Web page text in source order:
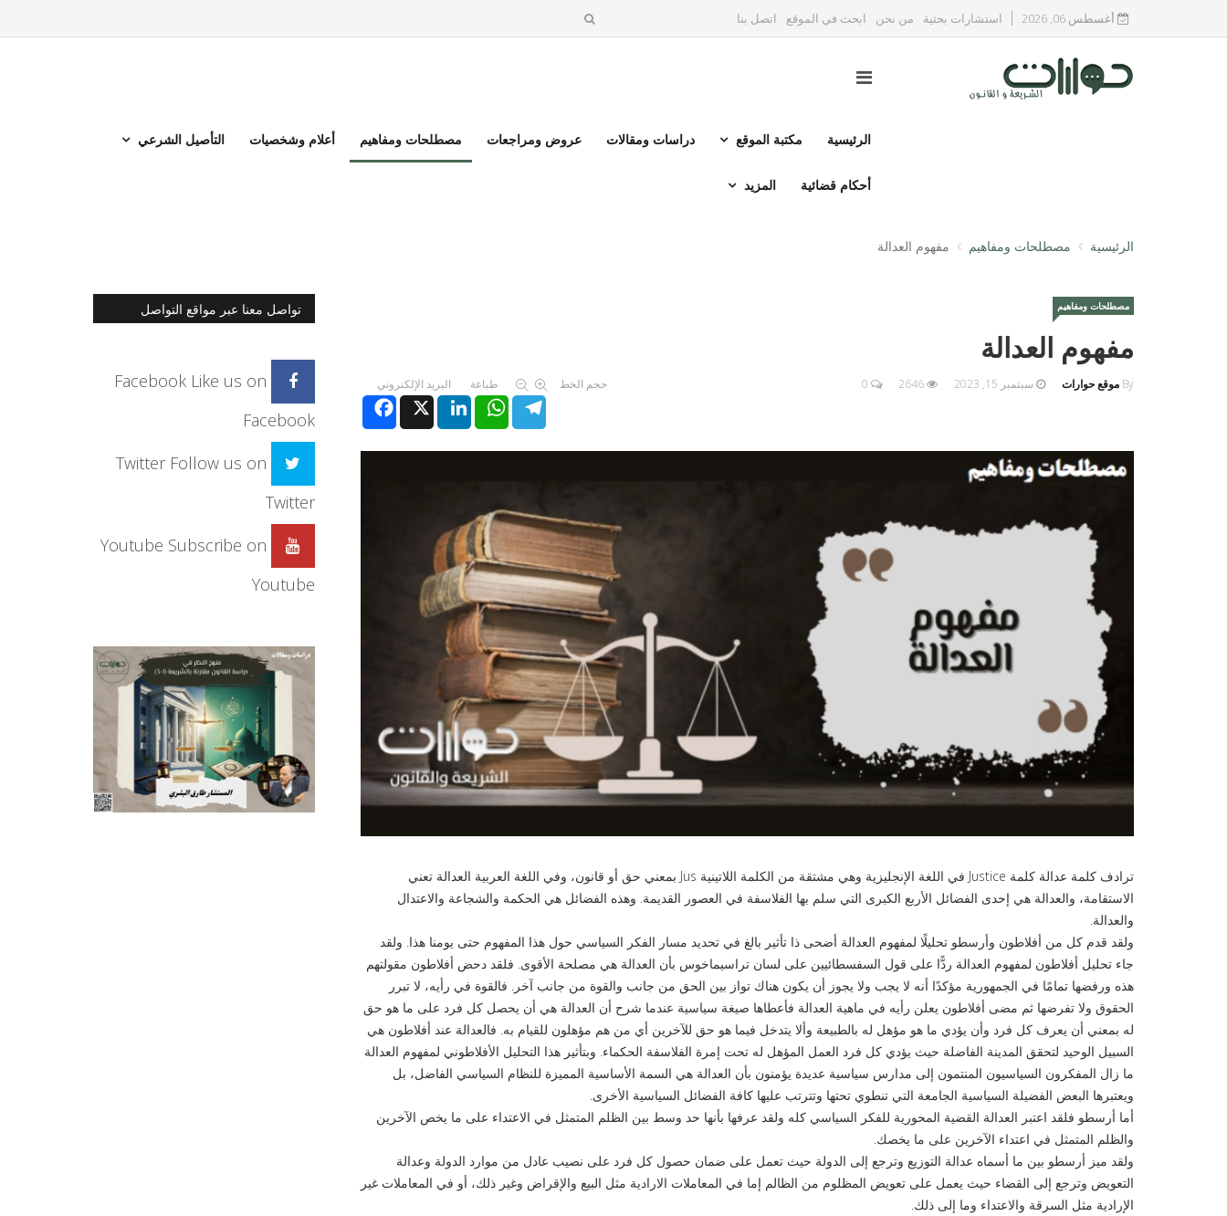
أغسطس 06, 2026 استشارات بحثية من نحن ابحث في الموقع اتصل بنا
الرئيسية مكتبة الموقع دراسات ومقالات عروض ومراجعات مصطلحات ومفاهيم أعلام وشخصيات التأصيل الشرعي
أحكام قضائية المزيد
الرئيسية مصطلحات ومفاهيم مفهوم العدالة
مصطلحات ومفاهيم
مفهوم العدالة
By موقع حوارات سبتمبر 15, 2023 0 حجم الخط طباعة
البريد الإلكتروني
Facebook
X
LinkedInWhatsAppTelegram
ترادف كلمة عدالة كلمة Justice في اللغة الإنجليزية وهي مشتقة من الكلمة اللاتينية Jus بمعني حق أو قانون، وفي اللغة العربية العدالة تعني
الاستقامة، والعدالة هي إحدى الفضائل الأربع الكبرى التي سلم بها الفلاسفة في العصور القديمة. وهذه الفضائل هي الحكمة والشجاعة والاعتدال
والعدالة.
ولقد قدم كل من أفلاطون وأرسطو تحليلًا لمفهوم العدالة أضحى ذا تأثير بالغ في تحديد مسار الفكر السياسي حول هذا المفهوم حتى يومنا هذا. ولقد
جاء تحليل أفلاطون لمفهوم العدالة ردًّا على قول السفسطائيين على لسان تراسيماخوس بأن العدالة هي مصلحة الأقوى. فلقد دحض أفلاطون مقولتهم
هذه ورفضها تمامًا في الجمهورية مؤكدًا أنه لا يجب ولا يجوز أن يكون هناك تواز بين الحق من جانب والقوة من جانب آخر. فالقوة في رأيه، لا تبرر
الحقوق ولا تفرضها ثم مضى أفلاطون يعلن رأيه في ماهية العدالة فأعطاها صيغة سياسية عندما شرح أن العدالة هي أن يحصل كل فرد على ما هو حق
له بمعني أن يعرف كل فرد وأن يؤدي ما هو مؤهل له بالطبيعة وألا يتدخل فيما هو حق للآخرين أي من هم مؤهلون للقيام به. فالعدالة عند أفلاطون هي
السبيل الوحيد لتحقق المدينة الفاضلة حيث يؤدي كل فرد العمل المؤهل له تحت إمرة الفلاسفة الحكماء. وبتأثير هذا التحليل الأفلاطوني لمفهوم العدالة
ما زال المفكرون السياسيون المنتمون إلى مدارس سياسية عديدة يؤمنون بأن العدالة هي السمة الأساسية المميزة للنظام السياسي الفاضل، بل
ويعتبرها البعض الفضيلة السياسية الجامعة التي تنطوي تحتها وتترتب عليها كافة الفضائل السياسية الأخرى.
أما أرسطو فلقد اعتبر العدالة القضية المحورية للفكر السياسي كله ولقد عرفها بأنها حد وسط بين الظلم المتمثل في الاعتداء على ما يخص الآخرين
والظلم المتمثل في اعتداء الآخرين على ما يخصك.
ولقد ميز أرسطو بين ما أسماه عدالة التوزيع وترجع إلى الدولة حيث تعمل على ضمان حصول كل فرد على نصيب عادل من موارد الدولة وعدالة
التعويض وترجع إلى القضاء حيث يعمل على تعويض المظلوم من الظالم إما في المعاملات الارادية مثل البيع والإقراض وغير ذلك، أو في المعاملات غير
الإرادية مثل السرقة والاعتداء وما إلى ذلك.
تواصل معنا عبر مواقع التواصل
Facebook Like us on
Facebook
Twitter Follow us on
Twitter
Youtube Subscribe on
Youtube